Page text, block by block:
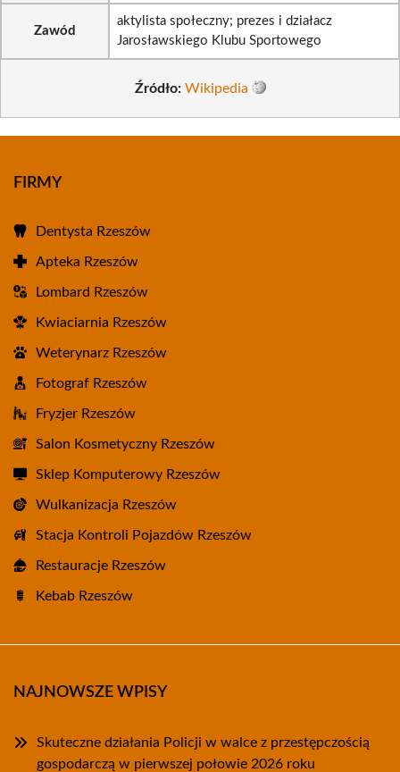
Zawód
aktylista społeczny; prezes i działacz
Jarosławskiego Klubu Sportowego
Źródło: Wikipedia
FIRMY
Dentysta Rzeszów
Apteka Rzeszów
Lombard Rzeszów
Kwiaciarnia Rzeszów
Weterynarz Rzeszów
Fotograf Rzeszów
Fryzjer Rzeszów
Salon Kosmetyczny Rzeszów
Sklep Komputerowy Rzeszów
Wulkanizacja Rzeszów
Stacja Kontroli Pojazdów Rzeszów
Restauracje Rzeszów
Kebab Rzeszów
NAJNOWSZE WPISY
Skuteczne działania Policji w walce z przestępczością
gospodarczą w pierwszej połowie 2026 roku